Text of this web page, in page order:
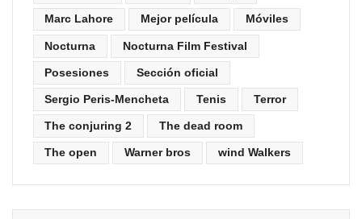
Marc Lahore Mejor película Móviles
Nocturna Nocturna Film Festival
Posesiones Sección oficial
Sergio Peris-Mencheta Tenis Terror
The conjuring 2 The dead room
The open Warner bros wind Walkers